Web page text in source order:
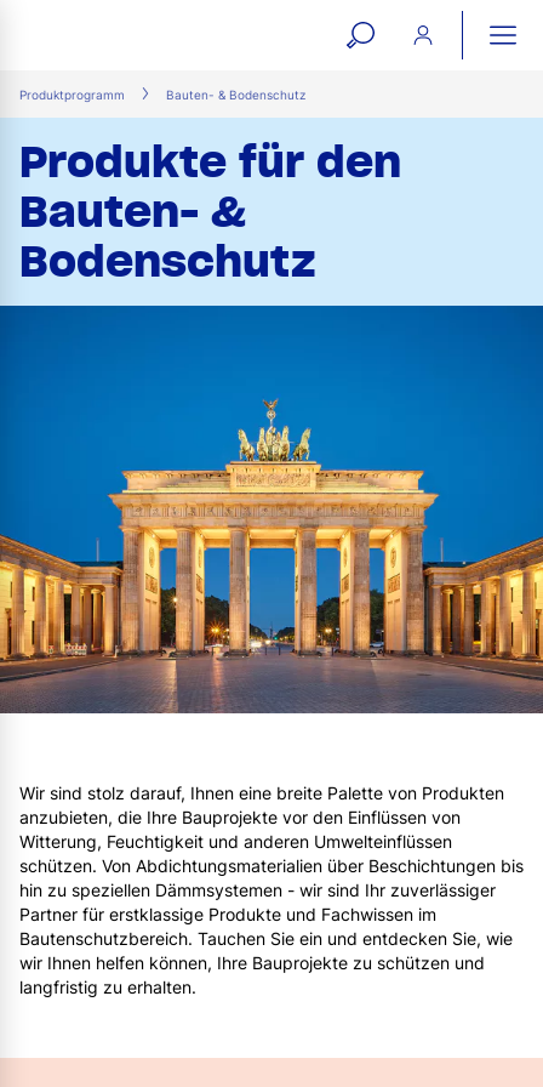
open
Produktprogramm Bauten- & Bodenschutz
Produkte für den
Bauten- &
Bodenschutz
Wir sind stolz darauf, Ihnen eine breite Palette von Produkten
anzubieten, die Ihre Bauprojekte vor den Einflüssen von
Witterung, Feuchtigkeit und anderen Umwelteinflüssen
schützen. Von Abdichtungsmaterialien über Beschichtungen bis
hin zu speziellen Dämmsystemen - wir sind Ihr zuverlässiger
Partner für erstklassige Produkte und Fachwissen im
Bautenschutzbereich. Tauchen Sie ein und entdecken Sie, wie
wir Ihnen helfen können, Ihre Bauprojekte zu schützen und
langfristig zu erhalten.